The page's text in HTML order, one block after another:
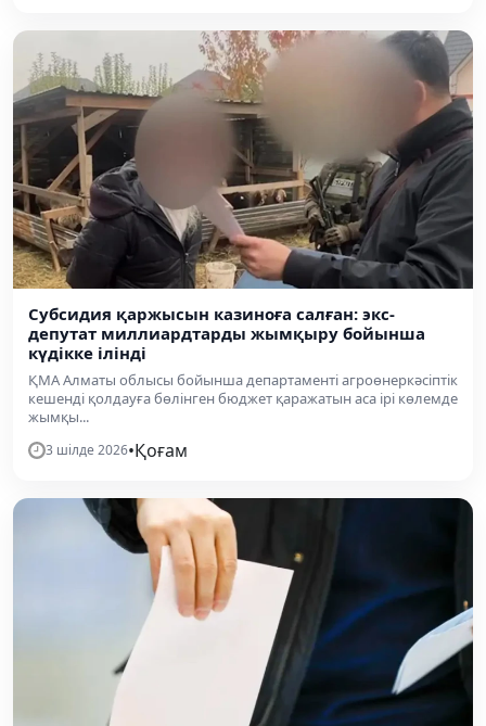
Субсидия қаржысын казиноға салған: экс-
депутат миллиардтарды жымқыру бойынша
күдікке ілінді
ҚМА Алматы облысы бойынша департаменті агроөнеркәсіптік
кешенді қолдауға бөлінген бюджет қаражатын аса ірі көлемде
жымқы...
3 шілде 2026•Қоғам